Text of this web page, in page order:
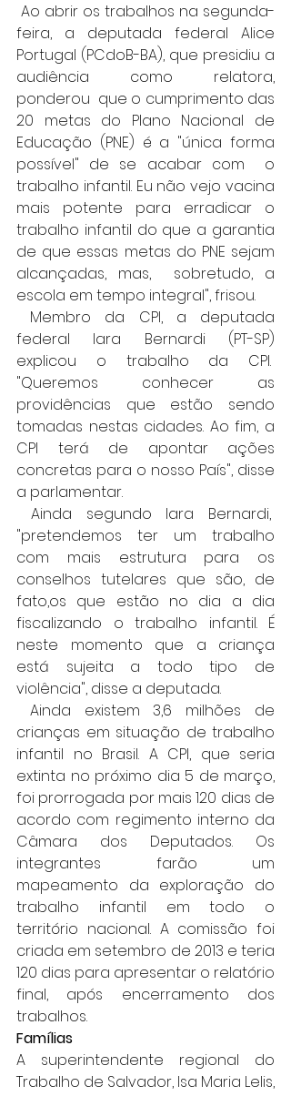
Ao abrir os trabalhos na segunda-
feira, a deputada federal Alice
Portugal (PCdoB-BA), que presidiu a
audiência como relatora,
ponderou  que o cumprimento das
20 metas do Plano Nacional de
Educação (PNE) é a "única forma
possível" de se acabar com  o
trabalho infantil. Eu não vejo vacina
mais potente para erradicar o
trabalho infantil do que a garantia
de que essas metas do PNE sejam
alcançadas, mas,  sobretudo, a
escola em tempo integral", frisou.
Membro da CPI, a deputada
federal Iara Bernardi (PT-SP)
explicou o trabalho da CPI.
"Queremos conhecer as
providências que estão sendo
tomadas nestas cidades. Ao fim, a
CPI terá de apontar ações
concretas para o nosso País", disse
a parlamentar.
Ainda segundo Iara Bernardi,
"pretendemos ter um trabalho
com mais estrutura para os
conselhos tutelares que são, de
fato,os que estão no dia a dia
fiscalizando o trabalho infantil. É
neste momento que a criança
está sujeita a todo tipo de
violência", disse a deputada.
Ainda existem 3,6 milhões de
crianças em situação de trabalho
infantil no Brasil. A CPI, que seria
extinta no próximo dia 5 de março,
foi prorrogada por mais 120 dias de
acordo com regimento interno da
Câmara dos Deputados. Os
integrantes farão um
mapeamento da exploração do
trabalho infantil em todo o
território nacional. A comissão foi
criada em setembro de 2013 e teria
120 dias para apresentar o relatório
final, após encerramento dos
trabalhos.
Famílias
A superintendente regional do
Trabalho de Salvador, Isa Maria Lelis,